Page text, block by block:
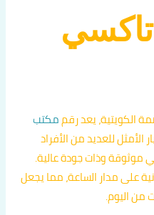
الكويتية، يعد رقممكتب
الخيار الأمثل للعديد من الأفراد
موثوقة وذات جودة عالية.
على مدار الساعة، مما يجعل
اليوم.